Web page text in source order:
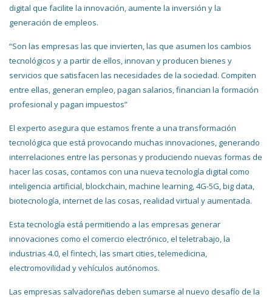
digital que facilite la innovación, aumente la inversión y la
generación de empleos.
“Son las empresas las que invierten, las que asumen los cambios
tecnológicos y a partir de ellos, innovan y producen bienes y
servicios que satisfacen las necesidades de la sociedad. Compiten
entre ellas, generan empleo, pagan salarios, financian la formación
profesional y pagan impuestos”
El experto asegura que estamos frente a una transformación
tecnológica que está provocando muchas innovaciones, generando
interrelaciones entre las personas y produciendo nuevas formas de
hacer las cosas, contamos con una nueva tecnología digital como
inteligencia artificial, blockchain, machine learning, 4G-5G, big data,
biotecnología, internet de las cosas, realidad virtual y aumentada.
Esta tecnología está permitiendo a las empresas generar
innovaciones como el comercio electrónico, el teletrabajo, la
industrias 4.0, el fintech, las smart cities, telemedicina,
electromovilidad y vehículos autónomos.
Las empresas salvadoreñas deben sumarse al nuevo desafío de la